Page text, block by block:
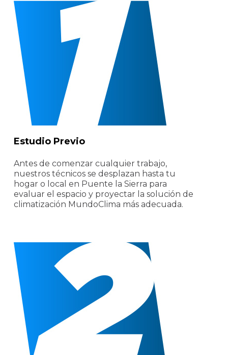
Estudio Previo
Antes de comenzar cualquier trabajo,
nuestros técnicos se desplazan hasta tu
hogar o local en Puente la Sierra para
evaluar el espacio y proyectar la solución de
climatización MundoClima más adecuada.